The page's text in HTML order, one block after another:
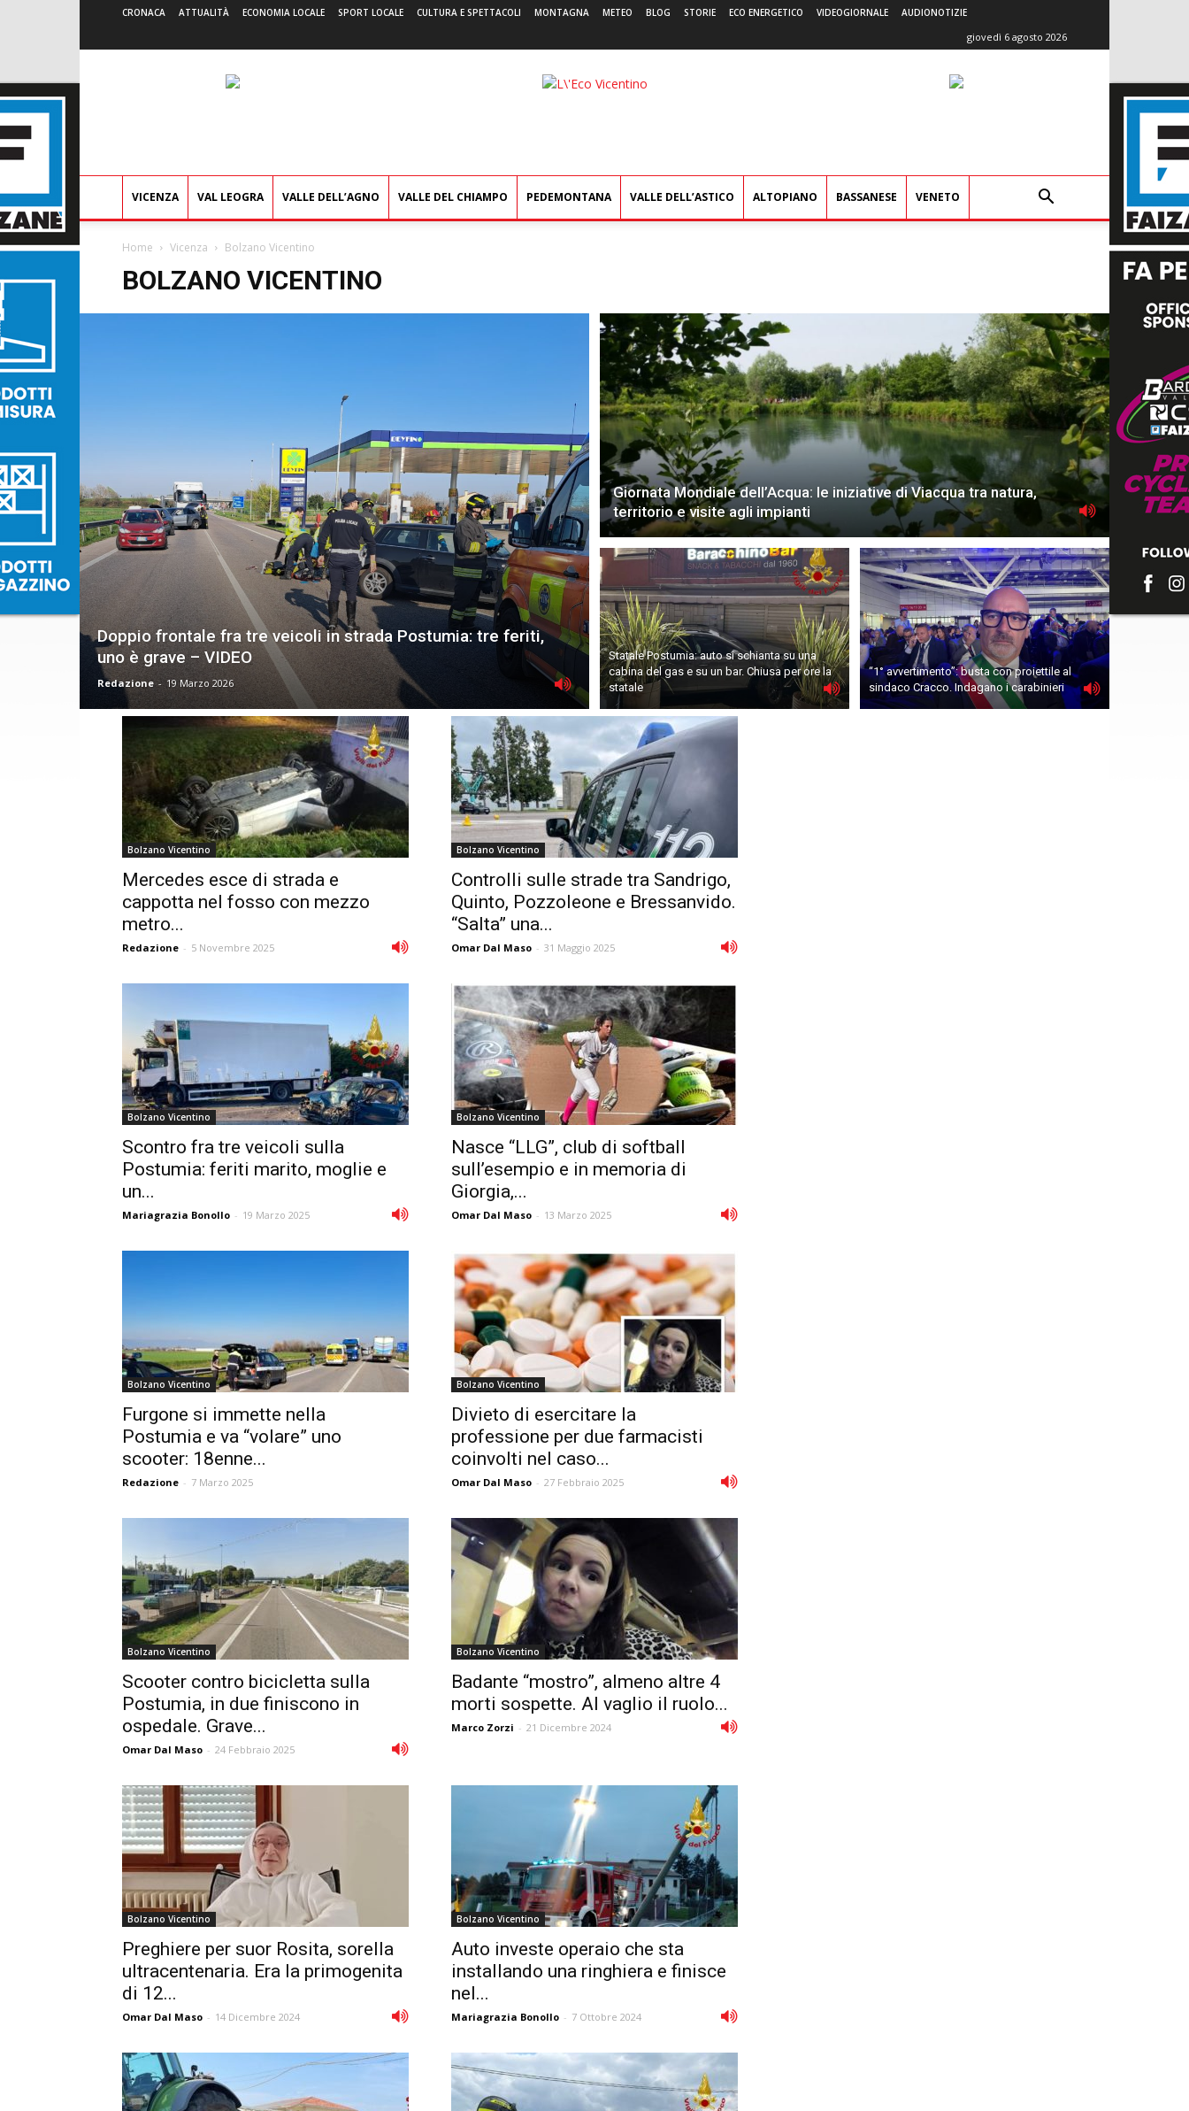
CRONACA ATTUALITÀ ECONOMIA LOCALE SPORT LOCALE CULTURA E SPETTACOLI MONTAGNA METEO BLOG STORIE ECO ENERGETICO VIDEOGIORNALE AUDIONOTIZIE
giovedì 6 agosto 2026
L'Eco
VICENZA VAL LEOGRA VALLE DELL’AGNO VALLE DEL CHIAMPO PEDEMONTANA VALLE DELL’ASTICO ALTOPIANO BASSANESE VENETO
Home Vicenza Bolzano Vicentino
BOLZANO VICENTINO
Doppio frontale fra tre veicoli in strada Postumia: tre feriti,
uno è grave – VIDEO
Redazione - 19 Marzo 2026
Giornata Mondiale dell’Acqua: le iniziative di Viacqua tra natura,
territorio e visite agli impianti
Statale Postumia: auto si schianta su una
cabina del gas e su un bar. Chiusa per ore la
statale
“1° avvertimento”: busta con proiettile al
sindaco Cracco. Indagano i carabinieri
Bolzano Vicentino
Mercedes esce di strada e
cappotta nel fosso con mezzo
metro...
Redazione - 5 Novembre 2025
Bolzano Vicentino
Controlli sulle strade tra Sandrigo,
Quinto, Pozzoleone e Bressanvido.
“Salta” una...
Omar Dal Maso - 31 Maggio 2025
Bolzano Vicentino
Scontro fra tre veicoli sulla
Postumia: feriti marito, moglie e
un...
Mariagrazia Bonollo - 19 Marzo 2025
Bolzano Vicentino
Nasce “LLG”, club di softball
sull’esempio e in memoria di
Giorgia,...
Omar Dal Maso - 13 Marzo 2025
Bolzano Vicentino
Furgone si immette nella
Postumia e va “volare” uno
scooter: 18enne...
Redazione - 7 Marzo 2025
Bolzano Vicentino
Divieto di esercitare la
professione per due farmacisti
coinvolti nel caso...
Omar Dal Maso - 27 Febbraio 2025
Bolzano Vicentino
Scooter contro bicicletta sulla
Postumia, in due finiscono in
ospedale. Grave...
Omar Dal Maso - 24 Febbraio 2025
Bolzano Vicentino
Badante “mostro”, almeno altre 4
morti sospette. Al vaglio il ruolo...
Marco Zorzi - 21 Dicembre 2024
Bolzano Vicentino
Preghiere per suor Rosita, sorella
ultracentenaria. Era la primogenita
di 12...
Omar Dal Maso - 14 Dicembre 2024
Bolzano Vicentino
Auto investe operaio che sta
installando una ringhiera e finisce
nel...
Mariagrazia Bonollo - 7 Ottobre 2024